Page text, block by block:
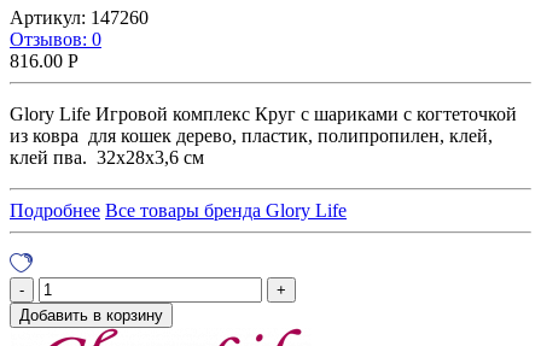
Артикул: 147260
Отзывов: 0
816.00 Р
Glory Life Игровой комплекс Круг с шариками c когтеточкой
из ковра для кошек дерево, пластик, полипропилен, клей,
клей пва. 32х28х3,6 см
Подробнее Все товары бренда Glory Life
Добавить в корзину